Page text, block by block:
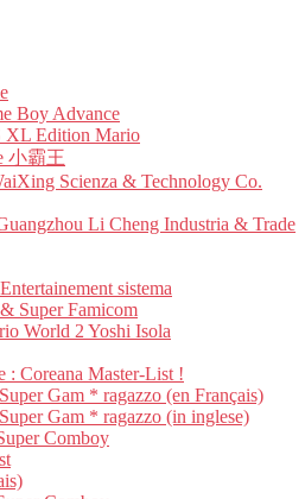
Boy Advance
XL Edition Mario
小霸王
Scienza & Technology Co.
Li Cheng Industria & Trade
sistema
Super Famicom
World 2 Yoshi Isola
: Coreana Master-List !
Gam * ragazzo (en Français)
Gam * ragazzo (in inglese)
Comboy